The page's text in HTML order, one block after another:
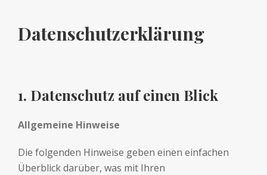
Datenschutzerklärung
1. Datenschutz auf einen Blick
Allgemeine Hinweise
Die folgenden Hinweise geben einen einfachen
Überblick darüber, was mit Ihren